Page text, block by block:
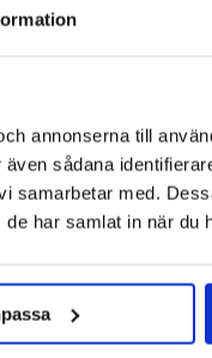
annonserna till
sådana
samarbetar med.
har samlat in när du